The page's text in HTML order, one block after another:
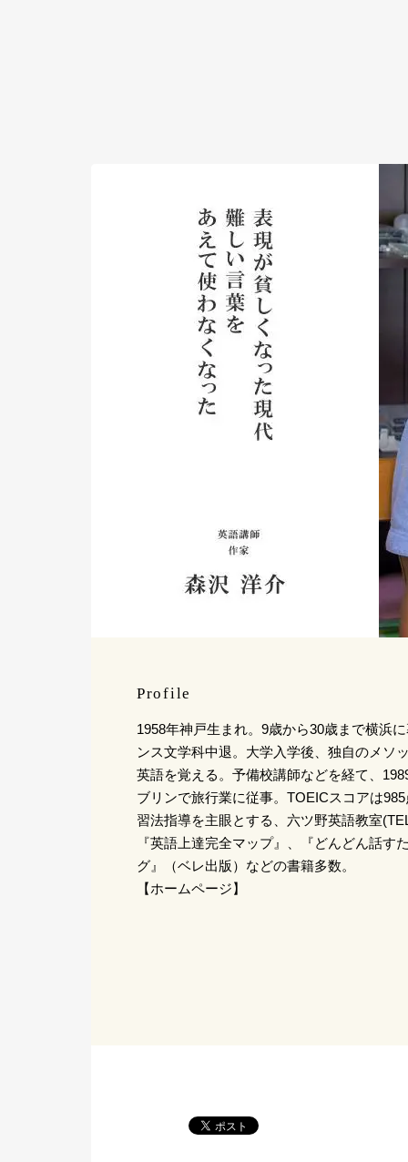
Profile
1958年神戸生まれ。9歳から30歳まで横浜
ンス文学科中退。大学入学後、独自のメソ
英語を覚える。予備校講師などを経て、
ブリンで旅行業に従事。TOEICスコアは
習法指導を主眼とする、六ツ野英語教室
『英語上達完全マップ』、『どんどん話す
グ』（ベレ出版）などの書籍多数。
【ホームページ】